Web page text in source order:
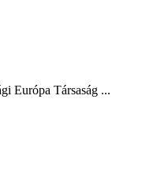
Európa Társaság ...